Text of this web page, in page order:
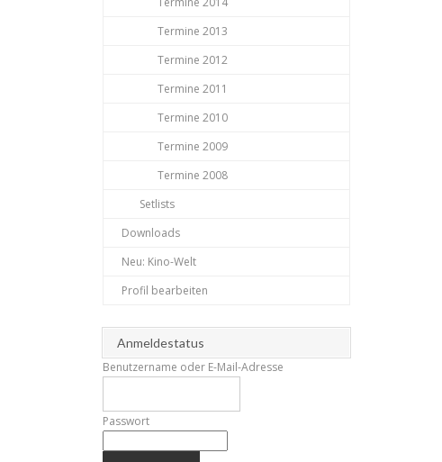
Termine 2013
Termine 2012
Termine 2011
Termine 2010
Termine 2009
Termine 2008
Setlists
Downloads
Neu: Kino-Welt
Profil bearbeiten
Anmeldestatus
Benutzername oder E-Mail-Adresse
Passwort